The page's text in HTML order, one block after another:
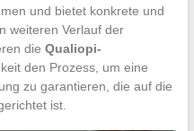
und bietet konkrete und
weiteren Verlauf der
die Qualiopi-
den Prozess, um eine
zu garantieren, die auf die
ist.